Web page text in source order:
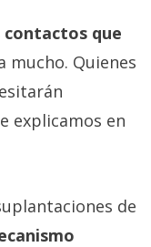
contactos que
mucho. Quienes
explicamos en
de